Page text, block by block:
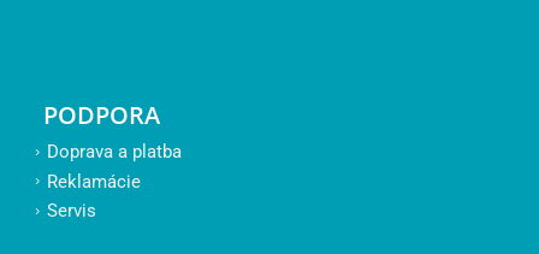
PODPORA
Doprava a platba
Reklamácie
Servis